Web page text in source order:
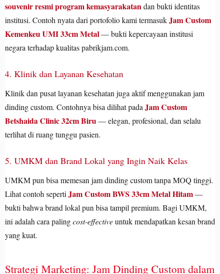
souvenir resmi program kemasyarakatandan bukti identitas
institusi. Contoh nyata dari portofolio kami termasukJam Custom
Kemenkeu UMI 33cm Metal— bukti kepercayaan institusi
negara terhadap kualitas pabrikjam.com.
4. Klinik dan Layanan Kesehatan
Klinik dan pusat layanan kesehatan juga aktif menggunakan jam
dinding custom. Contohnya bisa dilihat pada Jam Custom
Betshaida Clinic 32cm Biru— elegan, profesional, dan selalu
terlihat di ruang tunggu pasien.
5. UMKM dan Brand Lokal yang Ingin Naik Kelas
UMKM pun bisa memesan jam dinding custom tanpa MOQ tinggi.
Lihat contoh seperti Jam Custom BWS 33cm Metal Hitam—
bukti bahwa brand lokal pun bisa tampil premium. Bagi UMKM,
ini adalah cara palingcost-effectiveuntuk mendapatkan kesan brand
yang kuat.
Strategi Marketing: Jam Dinding Custom dalam